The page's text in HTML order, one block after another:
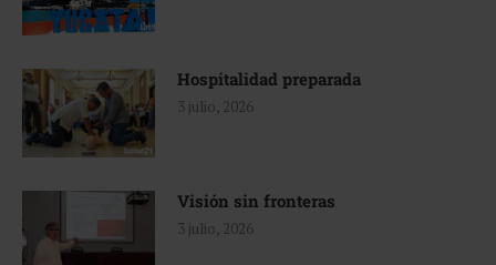
Hospitalidad preparada
3 julio, 2026
Visión sin fronteras
3 julio, 2026